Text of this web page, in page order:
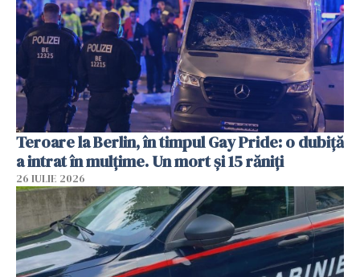
Teroare la Berlin, în timpul Gay Pride: o dubiță
a intrat în mulțime. Un mort și 15 răniți
26 IULIE 2026